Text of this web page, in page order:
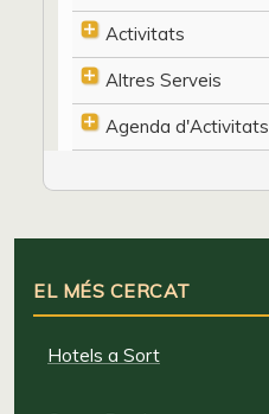
Activitats
Altres Serveis
Agenda d'Activitats
EL MÉS CERCAT
Hotels a Sort